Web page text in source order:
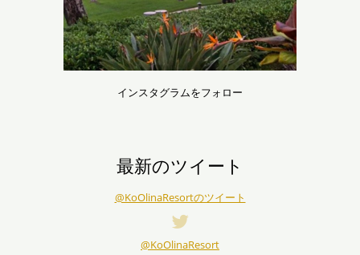
インスタグラムをフォロー
最新のツイート
@KoOlinaResortのツイート
@KoOlinaResort